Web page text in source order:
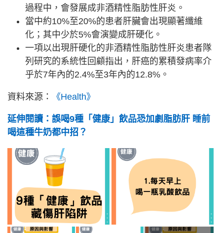
過程中，會發展成非酒精性脂肪性肝炎。
當中約10%至20%的患者肝臟會出現顯著纖維
化；其中少於5%會演變成肝硬化。
一項以出現肝硬化的非酒精性脂肪性肝炎患者隊
列研究的系統性回顧指出，肝癌的累積發病率介
乎於7年內的2.4%至3年內的12.8%。
資料來源： 《Health》
延伸閱讀：誤喝9種「健康」飲品恐加劇脂肪肝 睡前
喝這種牛奶都中招？